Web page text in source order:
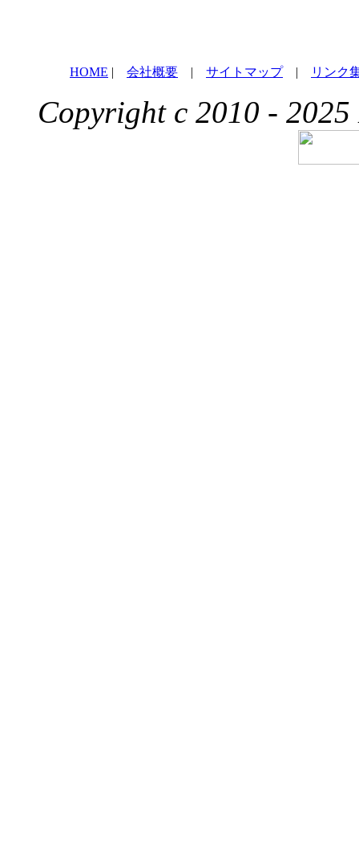
HOME | 会社概要 | サイトマップ| リンク
Copyright c 2010 - 2025